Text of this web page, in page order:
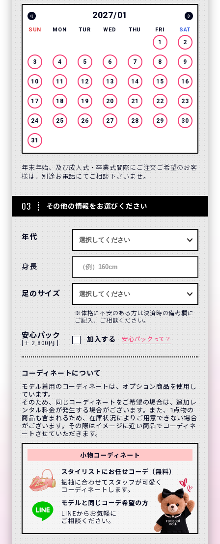
2027/01
SUN MON TUR WED THU FRI SAT
1 2
3 4 5 6 7 8 9
10 11 12 13 14 15 16
17 18 19 20 21 22 23
24 25 26 27 28 29 30
31
SUN
14
21
28
年末年始、及び成人式・卒業式間際にご注文ご希望のお客
様は、別途お電話にてご相談下さいませ。
03 その他の情報をお選びください
年代
身長
足のサイズ
体格に不安のある方は決済時の備考欄に
ご記入、ご相談ください。
安心パック
[＋ 2,800円 ] 加入する 安心パックって？
コーディネートについて
モデル着用のコーディネートは、オプション商品を使用し
ています。
そのため、同じコーディネートをご希望の場合は、追加レ
ンタル料金が発生する場合がございます。また、1点物の
商品も含まれるため、在庫状況によりご用意できない場合
がございます。その際はイメージに近い商品でコーディネ
ートさせていただきます。